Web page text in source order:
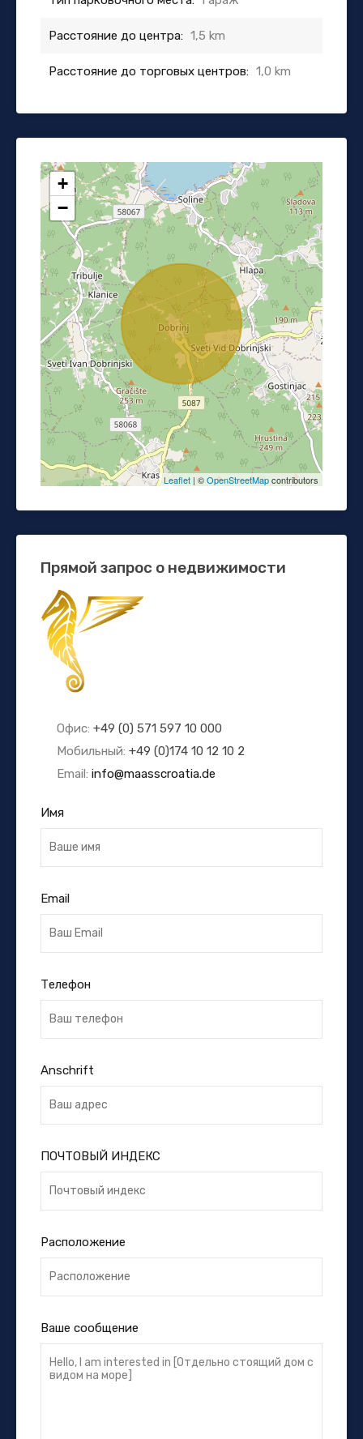
Расстояние до центра: 1,5 km
Расстояние до торговых центров: 1,0 km
+
−
Leaflet | ©OpenStreetMapcontributors
Прямой запрос о недвижимости
Офис: +49 (0) 571 597 10 000
Мобильный: +49 (0)174 10 12 10 2
Email: info@maasscroatia.de
Имя
Email
Телефон
Anschrift
ПОЧТОВЫЙ ИНДЕКС
Расположение
Ваше сообщение